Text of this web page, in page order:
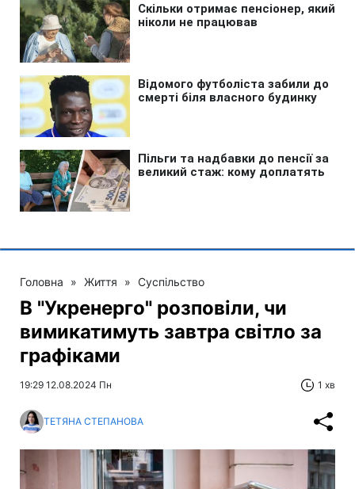
Головна » Життя » Суспільство
В "Укренерго" розповіли, чи
вимикатимуть завтра світло за
графіками
19:29 12.08.2024 Пн 1 хв
ТЕТЯНА СТЕПАНОВА